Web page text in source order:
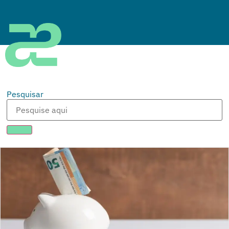
Pesquisar